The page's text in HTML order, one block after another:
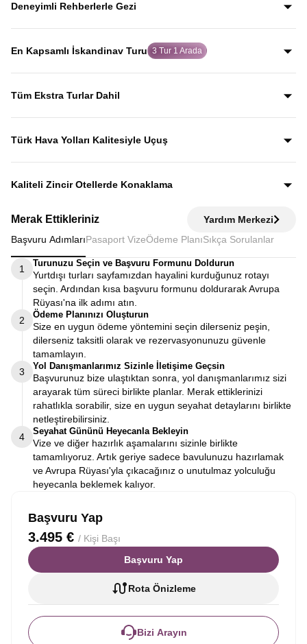
Deneyimli Rehberlerle Gezi
Yıllardır bu tur rotasını birebir uygulayan ve deneyimleyen
rehberler eşliğinde gezerek; şehirleri sadece görmekle
kalmaz, anlatımlarla şehirleri dolu dolu keşfedersiniz.
En Kapsamlı İskandinav Turu 3 Tur 1 Arada
Baltık Ülkeleri, Norveç Fiyortları ve İskandinav
başkentlerini tek programda birleştiren, 3 turu bir arada
Tüm Ekstra Turlar Dahil
Yola çıktığınızda sürpriz ödemelerle karşılaşmazsınız.
Ekstra tur ücreti alınmaz; programda yer alan tüm geziler
Türk Hava Yolları Kalitesiyle Uçuş
Dünyanın en iyi havayollarından biri olan Türk Hava
Yolları’nın konforu ve hizmet kalitesiyle seyahat edersiniz.
Kaliteli Zincir Otellerde Konaklama
kalınırken, Avrupa Rüyası’nda merkeze yakın kaliteli zincir
otellerde konaklayarak zamanınızı verimli kullanırsınız.
Merak Ettikleriniz
Yardım Merkezi
Başvuru AdımlarıPasaport VizeÖdeme Planı Sıkça Sorulanlar
1
Turunuzu Seçin ve Başvuru Formunu Doldurun
Yurtdışı turları sayfamızdan hayalini kurduğunuz rotayı
seçin. Ardından kısa başvuru formunu doldurarak Avrupa
Rüyası'na ilk adımı atın.
2
Ödeme Planınızı Oluşturun
Size en uygun ödeme yöntemini seçin dilerseniz peşin,
dilerseniz taksitli olarak ve rezervasyonunuzu güvenle
tamamlayın.
3
Yol Danışmanlarımız Sizinle İletişime Geçsin
Başvurunuz bize ulaştıktan sonra, yol danışmanlarımız sizi
arayarak tüm süreci birlikte planlar. Merak ettiklerinizi
rahatlıkla sorabilir, size en uygun seyahat detaylarını birlikte
netleştirebilirsiniz.
4
Seyahat Gününü Heyecanla Bekleyin
Vize ve diğer hazırlık aşamalarını sizinle birlikte
tamamlıyoruz. Artık geriye sadece bavulunuzu hazırlamak
ve Avrupa Rüyası'yla çıkacağınız o unutulmaz yolculuğu
heyecanla beklemek kalıyor.
Başvuru Yap
3.495 € / Kişi Başı
Başvuru Yap
Rota Önizleme
Bizi Arayın